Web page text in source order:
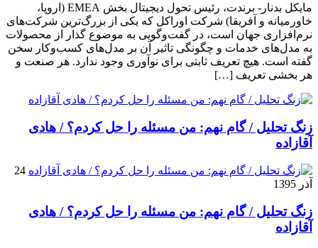
مایکل بدنار- برندت، رئیس تحول دیجیتال بخش EMEA (اروپا،
خاورمیانه و آفریقا) شرکت اوراکل که یکی از بزرگ‌ترین شرکت‌های
نرم‌افزاری جهان است، در گفت‌وگویی به موضوع گذار از محصولات
به مدل‌های خدمات و چگونگی تاثیر آن بر مدل‌های کسب‌و‌کار سخن
گفته است. هیچ تعریف ثابتی برای نوآوری وجود ندارد. هر صنعت و
هر بخشی تعریف […]
زنگ تحلیل / گام نهم: من مسئله را حل کردم؟ / هادی
آقازاده
24
آذر 1395
زنگ تحلیل / گام نهم: من مسئله را حل کردم؟ / هادی
آقازاده